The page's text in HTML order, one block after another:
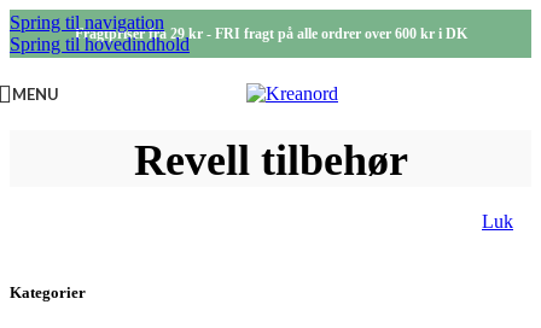
Spring til navigation
Spring til hovedindhold
Fragtpriser fra 29 kr - FRI fragt på alle ordrer over 600 kr i DK
MENU
Revell tilbehør
Luk
Kategorier